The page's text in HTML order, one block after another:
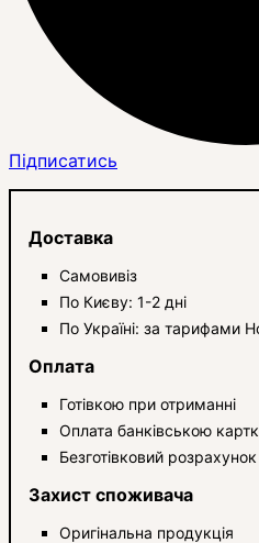
Підписатись
Доставка
Самовивіз
По Києву: 1-2 дні
По Україні: за тарифами
Оплата
Готівкою при отриманні
Оплата банківською
Безготівковий розрахунок
Захист споживача
Оригінальна продукція